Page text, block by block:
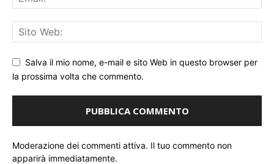
Salva il mio nome, e-mail e sito Web in questo browser per
la prossima volta che commento.
Moderazione dei commenti attiva. Il tuo commento non
apparirà immediatamente.